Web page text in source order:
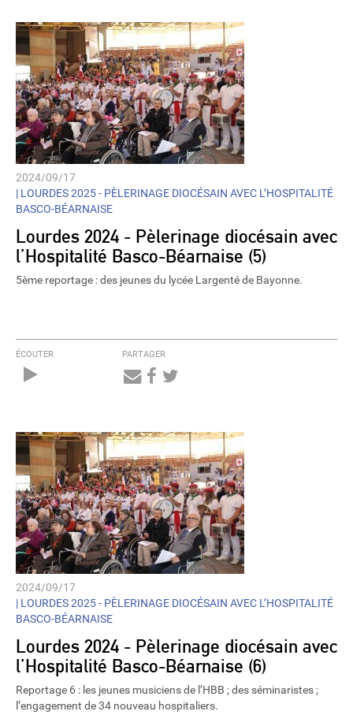
2024/09/17
| LOURDES 2025 - PÈLERINAGE DIOCÉSAIN AVEC L’HOSPITALITÉ
BASCO-BÉARNAISE
Lourdes 2024 - Pèlerinage diocésain avec
l’Hospitalité Basco-Béarnaise (5)
5ème reportage : des jeunes du lycée Largenté de Bayonne.
ÉCOUTER PARTAGER
2024/09/17
| LOURDES 2025 - PÈLERINAGE DIOCÉSAIN AVEC L’HOSPITALITÉ
BASCO-BÉARNAISE
Lourdes 2024 - Pèlerinage diocésain avec
l’Hospitalité Basco-Béarnaise (6)
Reportage 6 : les jeunes musiciens de l’HBB ; des séminaristes ;
l’engagement de 34 nouveau hospitaliers.